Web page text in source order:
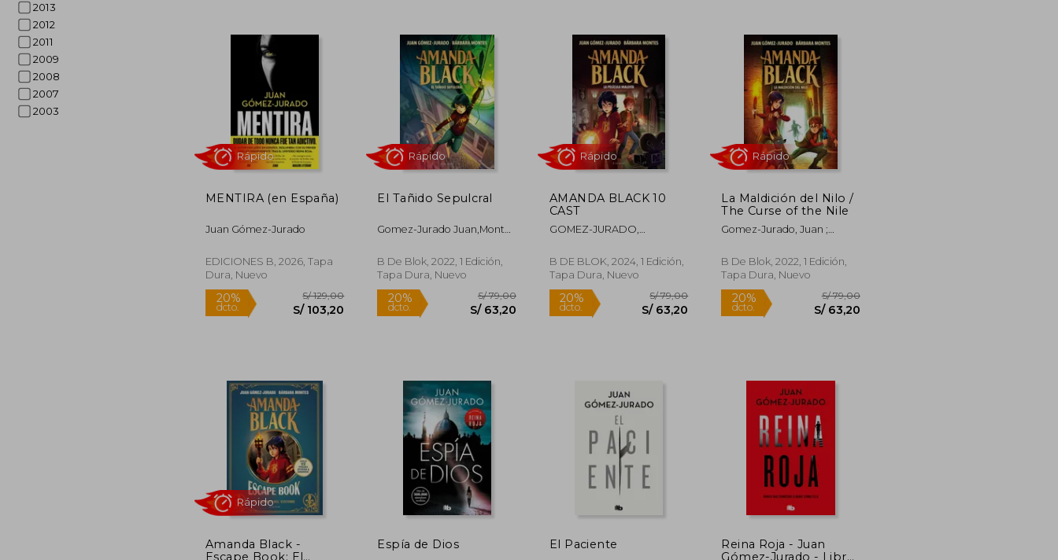
2013
2012
2011
2009
2008
2007
2003
20% S/ 79,00
Rápido
20%
dcto.
S/ 129,00
S/ 103,20
Rápido
20% S/ 79,00
S/ 63,20
Rápido
20%
dcto.
Rápido
MENTIRA (en España)
Juan Gómez-Jurado
EDICIONES B, 2026, Tapa
Dura, Nuevo
Rápido
El Tañido Sepulcral
Gomez-Jurado Juan,Montes
B De Blok, 2022, 1 Edición,
Tapa Dura, Nuevo
Rápido
AMANDA BLACK 10
CAST
GOMEZ-JURADO,
B DE BLOK, 2024, 1 Edición,
Tapa Dura, Nuevo
La Maldición del Nilo /
The Curse of the Nile
Gomez-Jurado, Juan ;
B De Blok, 2022, 1 Edición,
Tapa Dura, Nuevo
Amanda Black -
Escape Book: El
Espía de Dios El Paciente
Reina Roja - Juan
Gómez-Jurado - Libro